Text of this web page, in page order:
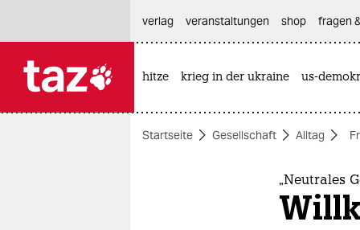
themen
verlag
veranstaltungen shop fragen
hitze krieg in der ukraine us-
Startseite Gesellschaft Alltag
„Neutrales